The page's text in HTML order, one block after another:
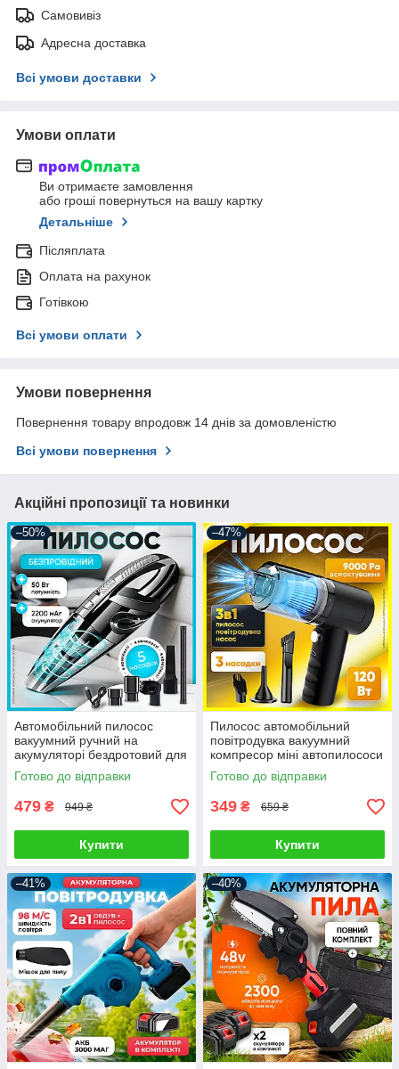
Самовивіз
Адресна доставка
Всі умови доставки
Умови оплати
Ви отримаєте замовлення
або гроші повернуться на вашу картку
Детальніше
Післяплата
Оплата на рахунок
Готівкою
Всі умови оплати
Умови повернення
Повернення товару впродовж 14 днів за домовленістю
Всі умови повернення
Акційні пропозиції та новинки
–50%
Автомобільний пилосос
вакуумний ручний на
акумуляторі бездротовий для
прибирання автопилосос
Готово до відправки
479 ₴ 949 ₴
Купити
–47%
Пилосос автомобільний
повітродувка вакуумний
компресор міні автопилососи
бездротовий ручний для
сухого прибирання
Готово до відправки
349 ₴ 659 ₴
Купити
–41% –40%